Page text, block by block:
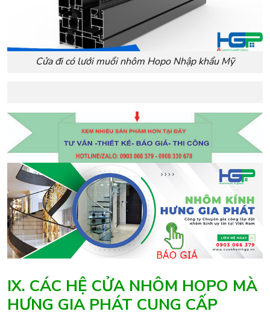
Cửa đi có lưới muổi nhôm Hopo Nhập khẩu Mỹ
IX. CÁC HỆ CỬA NHÔM HOPO MÀ
HƯNG GIA PHÁT CUNG CẤP